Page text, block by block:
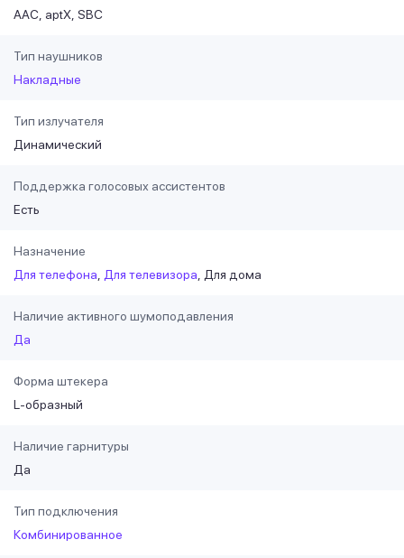
AAC aptX SBC
Тип наушников
Накладные
Тип излучателя
Динамический
Поддержка голосовых ассистентов
Есть
Назначение
Для телефона
Для телевизора Для дома
Наличие активного шумоподавления
Да
Форма штекера
L-образный
Наличие гарнитуры
Да
Тип подключения
Комбинированное